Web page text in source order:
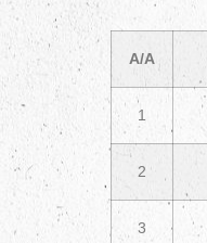
Α/Α
1
2
3